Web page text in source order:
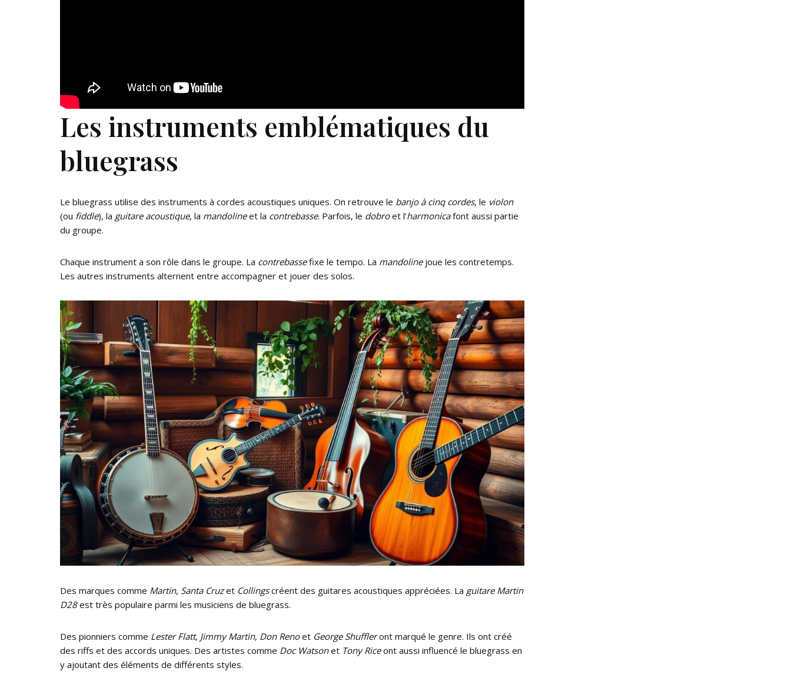
Les instruments emblématiques du
bluegrass
Le bluegrass utilise des instruments à cordes acoustiques uniques. On retrouve le banjo à cinq cordes, le violon
(ou fiddle), la guitare acoustique, la mandolineet la contrebasse. Parfois, le dobroet l’harmonicafont aussi partie
du groupe.
Chaque instrument a son rôle dans le groupe. La contrebassefixe le tempo. La mandolinejoue les contretemps.
Les autres instruments alternent entre accompagner et jouer des solos.
Des marques comme Martin, Santa Cruzet Collingscréent des guitares acoustiques appréciées. La guitare Martin
D28est très populaire parmi les musiciens de bluegrass.
Des pionniers comme Lester Flatt, Jimmy Martin, Don Renoet George Shuffleront marqué le genre. Ils ont créé
des riffs et des accords uniques. Des artistes comme Doc Watsonet Tony Riceont aussi influencé le bluegrass en
y ajoutant des éléments de différents styles.